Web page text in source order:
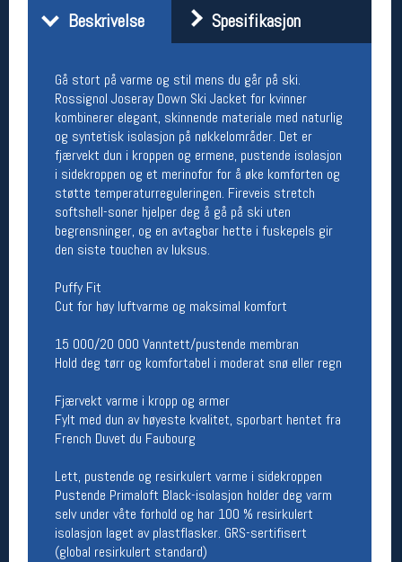
Beskrivelse Spesifikasjon
Gå stort på varme og stil mens du går på ski.
Rossignol Joseray Down Ski Jacket for kvinner
kombinerer elegant, skinnende materiale med naturlig
og syntetisk isolasjon på nøkkelområder. Det er
fjærvekt dun i kroppen og ermene, pustende isolasjon
i sidekroppen og et merinofor for å øke komforten og
støtte temperaturreguleringen. Fireveis stretch
softshell-soner hjelper deg å gå på ski uten
begrensninger, og en avtagbar hette i fuskepels gir
den siste touchen av luksus.
Puffy Fit
Cut for høy luftvarme og maksimal komfort
15 000/20 000 Vanntett/pustende membran
Hold deg tørr og komfortabel i moderat snø eller regn
Fjærvekt varme i kropp og armer
Fylt med dun av høyeste kvalitet, sporbart hentet fra
French Duvet du Faubourg
Lett, pustende og resirkulert varme i sidekroppen
Pustende Primaloft Black-isolasjon holder deg varm
selv under våte forhold og har 100 % resirkulert
isolasjon laget av plastflasker. GRS-sertifisert
(global resirkulert standard)
Kontakt oss
Åpningstider butikk
Man-Fredag:
11-18
Lørdag:
11-16
Team Oslo Sportslager
Magasinet
Medlemstilbud og aktiviteter
Man-Fredag:
11-18
Lørdag:
11-16
For å bestille time må du logge inn i
nettbutikken og trykke på den nederste blå
linjen
Betingelser
Salgsbetingelser
Personsvernerklæring